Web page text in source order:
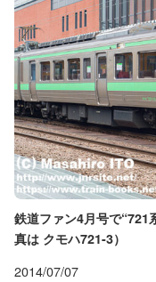
鉄道ファン4月号で“721
真は クモハ721-3）
2014/07/07